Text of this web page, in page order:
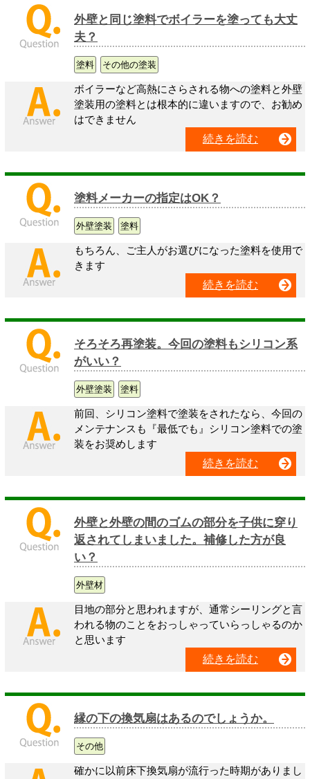
外壁と同じ塗料でボイラーを塗っても大丈
夫？
塗料 その他の塗装
ボイラーなど高熱にさらされる物への塗料と外壁
塗装用の塗料とは根本的に違いますので、お勧め
はできません
続きを読む
塗料メーカーの指定はOK？
外壁塗装 塗料
もちろん、ご主人がお選びになった塗料を使用で
きます
続きを読む
そろそろ再塗装。今回の塗料もシリコン系
がいい？
外壁塗装 塗料
前回、シリコン塗料で塗装をされたなら、今回の
メンテナンスも『最低でも』シリコン塗料での塗
装をお奨めします
続きを読む
外壁と外壁の間のゴムの部分を子供に穿り
返されてしまいました。補修した方が良
い？
外壁材
目地の部分と思われますが、通常シーリングと言
われる物のことをおっしゃっていらっしゃるのか
と思います
続きを読む
縁の下の換気扇はあるのでしょうか。
その他
確かに以前床下換気扇が流行った時期がありまし